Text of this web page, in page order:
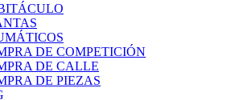
DE COMPETICIÓN
DE CALLE
DE PIEZAS